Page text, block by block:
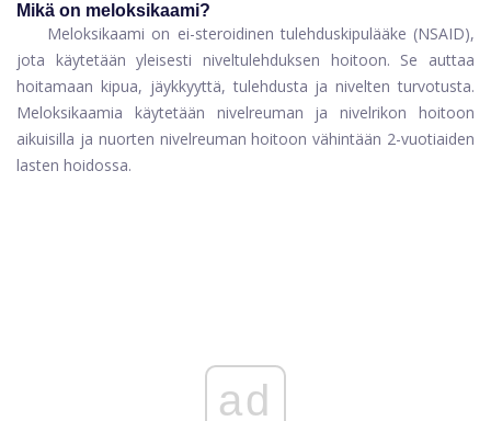
Mikä on meloksikaami?
Meloksikaami on ei-steroidinen tulehduskipulääke (NSAID),
jota käytetään yleisesti niveltulehduksen hoitoon. Se auttaa
hoitamaan kipua, jäykkyyttä, tulehdusta ja nivelten turvotusta.
Meloksikaamia käytetään nivelreuman ja nivelrikon hoitoon
aikuisilla ja nuorten nivelreuman hoitoon vähintään 2-vuotiaiden
lasten hoidossa.
ad